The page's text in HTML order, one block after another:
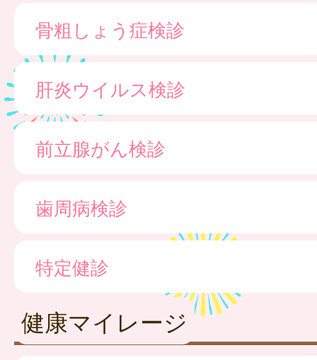
骨粗しょう症検診
肝炎ウイルス検診
前立腺がん検診
歯周病検診
特定健診
健康マイレージ